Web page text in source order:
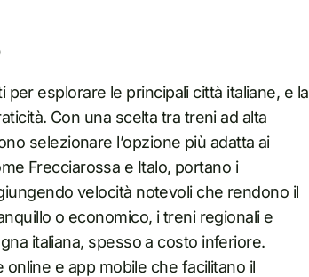
esplorare le principali città italiane, e la
Con una scelta tra treni ad alta
selezionare l’opzione più adatta ai
Frecciarossa e Italo, portano i
velocità notevoli che rendono il
o economico, i treni regionali e
italiana, spesso a costo inferiore.
e app mobile che facilitano il